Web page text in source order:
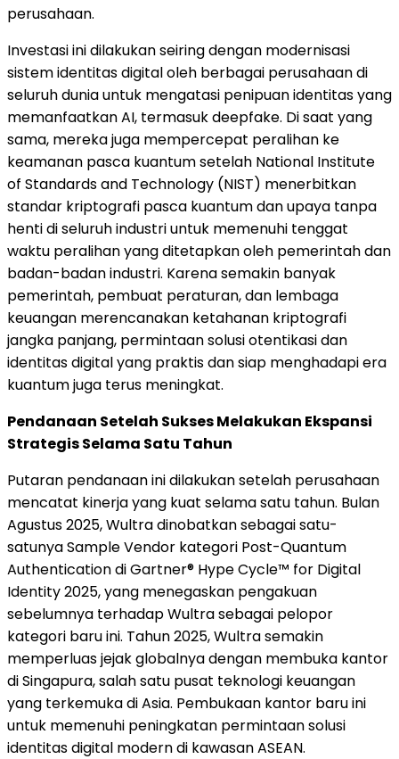
perusahaan.
Investasi ini dilakukan seiring dengan modernisasi
sistem identitas digital oleh berbagai perusahaan di
seluruh dunia untuk mengatasi penipuan identitas yang
memanfaatkan AI, termasuk deepfake. Di saat yang
sama, mereka juga mempercepat peralihan ke
keamanan pasca kuantum setelah National Institute
of Standards and Technology (NIST) menerbitkan
standar kriptografi pasca kuantum dan upaya tanpa
henti di seluruh industri untuk memenuhi tenggat
waktu peralihan yang ditetapkan oleh pemerintah dan
badan-badan industri. Karena semakin banyak
pemerintah, pembuat peraturan, dan lembaga
keuangan merencanakan ketahanan kriptografi
jangka panjang, permintaan solusi otentikasi dan
identitas digital yang praktis dan siap menghadapi era
kuantum juga terus meningkat.
Pendanaan Setelah Sukses Melakukan Ekspansi
Strategis Selama Satu Tahun
Putaran pendanaan ini dilakukan setelah perusahaan
mencatat kinerja yang kuat selama satu tahun. Bulan
Agustus 2025, Wultra dinobatkan sebagai satu-
satunya Sample Vendor kategori Post-Quantum
Authentication di Gartner® Hype Cycle™ for Digital
Identity 2025, yang menegaskan pengakuan
sebelumnya terhadap Wultra sebagai pelopor
kategori baru ini. Tahun 2025, Wultra semakin
memperluas jejak globalnya dengan membuka kantor
di Singapura, salah satu pusat teknologi keuangan
yang terkemuka di Asia. Pembukaan kantor baru ini
untuk memenuhi peningkatan permintaan solusi
identitas digital modern di kawasan ASEAN.